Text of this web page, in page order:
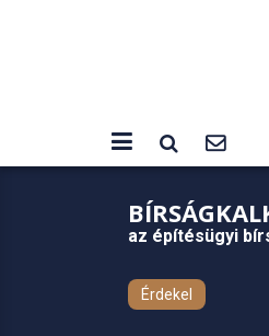
az építésügyi
Érdekel